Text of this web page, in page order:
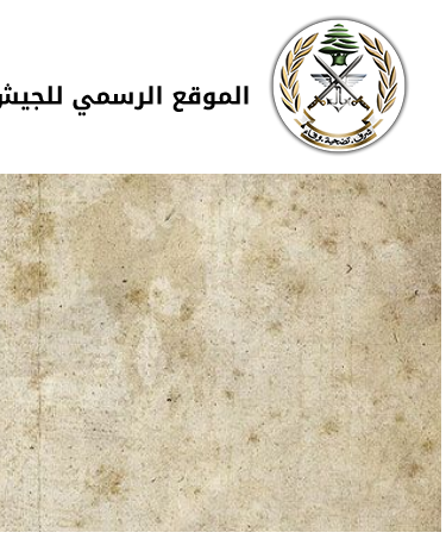
تجاوز إلى المحتوى الرئيسي
Skip to navigation